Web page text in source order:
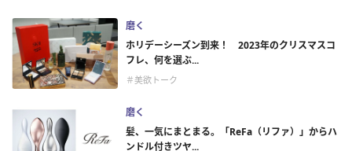
磨く
ホリデーシーズン到来！ 2023年のクリスマスコ
フレ、何を選ぶ...
＃美欲トーク
磨く
髪、一気にまとまる。「ReFa（リファ）」からハ
ンドル付きツヤ...